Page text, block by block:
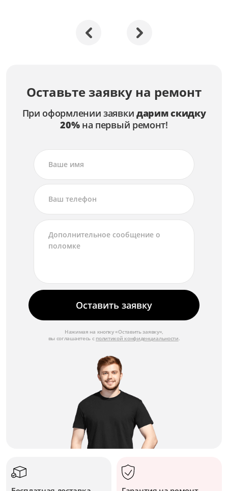
Оставьте заявку на ремонт
При оформлении заявки дарим скидку
20%на первый ремонт!
Оставить заявку
Нажимая на кнопку «Оставить заявку»,
вы соглашаетесь с политикой конфиденциальности.